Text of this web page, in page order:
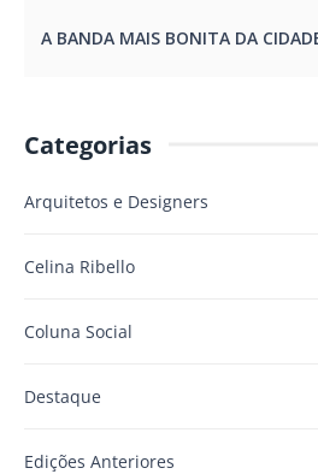
Categorias
Arquitetos e Designers
Celina Ribello
Coluna Social
Destaque
Edições Anteriores